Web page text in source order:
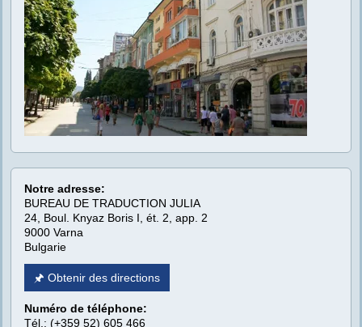
Notre adresse:
BUREAU DE TRADUCTION JULIA
24, Boul. Knyaz Boris I, ét. 2, app. 2
9000 Varna
Bulgarie
🖈 Obtenir des directions
Numéro de téléphone:
Tél.: (+359 52) 605 466